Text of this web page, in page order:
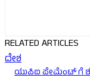
RELATED ARTICLES
ದೇಶ
ಯುಪಿಐ ಪೇಮೆಂಟ್ ಗೆ